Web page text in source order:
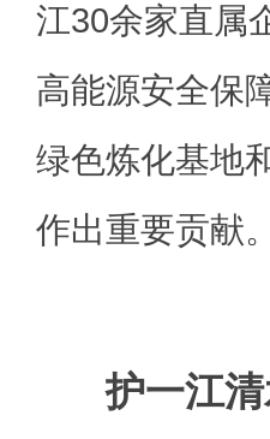
江30余家直属
高能源安全保
绿色炼化基地
作出重要贡献。
护一江